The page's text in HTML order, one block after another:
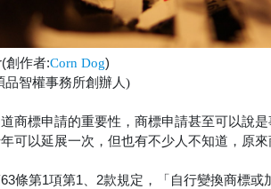
創作者:Corn Dog)
品智權事務所創辦人)
商標申請的重要性，商標申請甚至可以說
可以延展一次，但也有不少人不知道，原
條第1項第1、2款規定，「自行變換商標